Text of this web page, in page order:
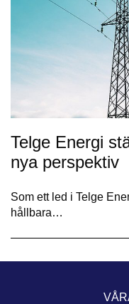
Telge Energi
nya perspektiv
Som ett led i Telge
hållbara…